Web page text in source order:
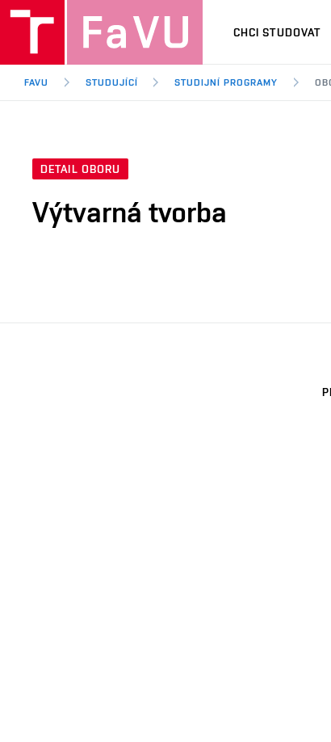
CHCI STUDOVAT
FAVU STUDUJÍCÍ STUDIJNÍ PROGRAMY
DETAIL OBORU
Výtvarná tvorba